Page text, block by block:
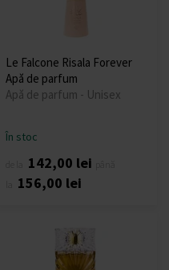
Le Falcone Risala Forever
Apă de parfum
Apă de parfum - Unisex
În stoc
142,00 lei
156,00 lei